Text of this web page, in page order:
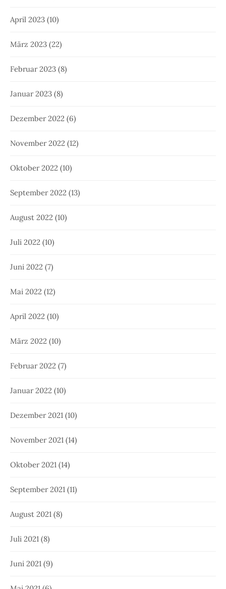
April 2023 (10)
März 2023 (22)
Februar 2023 (8)
Januar 2023 (8)
Dezember 2022 (6)
November 2022 (12)
Oktober 2022 (10)
September 2022 (13)
August 2022 (10)
Juli 2022 (10)
Juni 2022 (7)
Mai 2022 (12)
April 2022 (10)
März 2022 (10)
Februar 2022 (7)
Januar 2022 (10)
Dezember 2021 (10)
November 2021 (14)
Oktober 2021 (14)
September 2021 (11)
August 2021 (8)
Juli 2021 (8)
Juni 2021 (9)